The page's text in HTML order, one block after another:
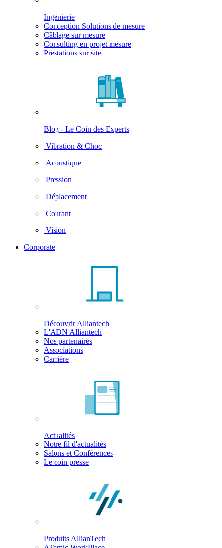
Ingénierie
Conception Solutions de mesure
Câblage sur mesure
Consulting en projet mesure
Prestations sur site
Blog - Le Coin des Experts
Vibration & Choc
Acoustique
Pression
Déplacement
Courant
Vision
Corporate
Découvrir Alliantech
L'ADN Alliantech
Nos partenaires
Associations
Carrière
Actualités
Notre fil d'actualités
Salons et Conférences
Le coin presse
Produits AllianTech